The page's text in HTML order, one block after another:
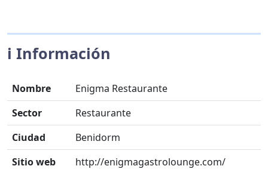
ℹ️ Información
Nombre
Enigma Restaurante
Sector
Restaurante
Ciudad
Benidorm
Sitio web
http://enigmagastrolounge.com/